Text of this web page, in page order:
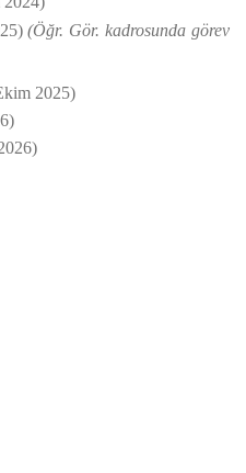
(Öğr. Gör. kadrosunda görev
2025)